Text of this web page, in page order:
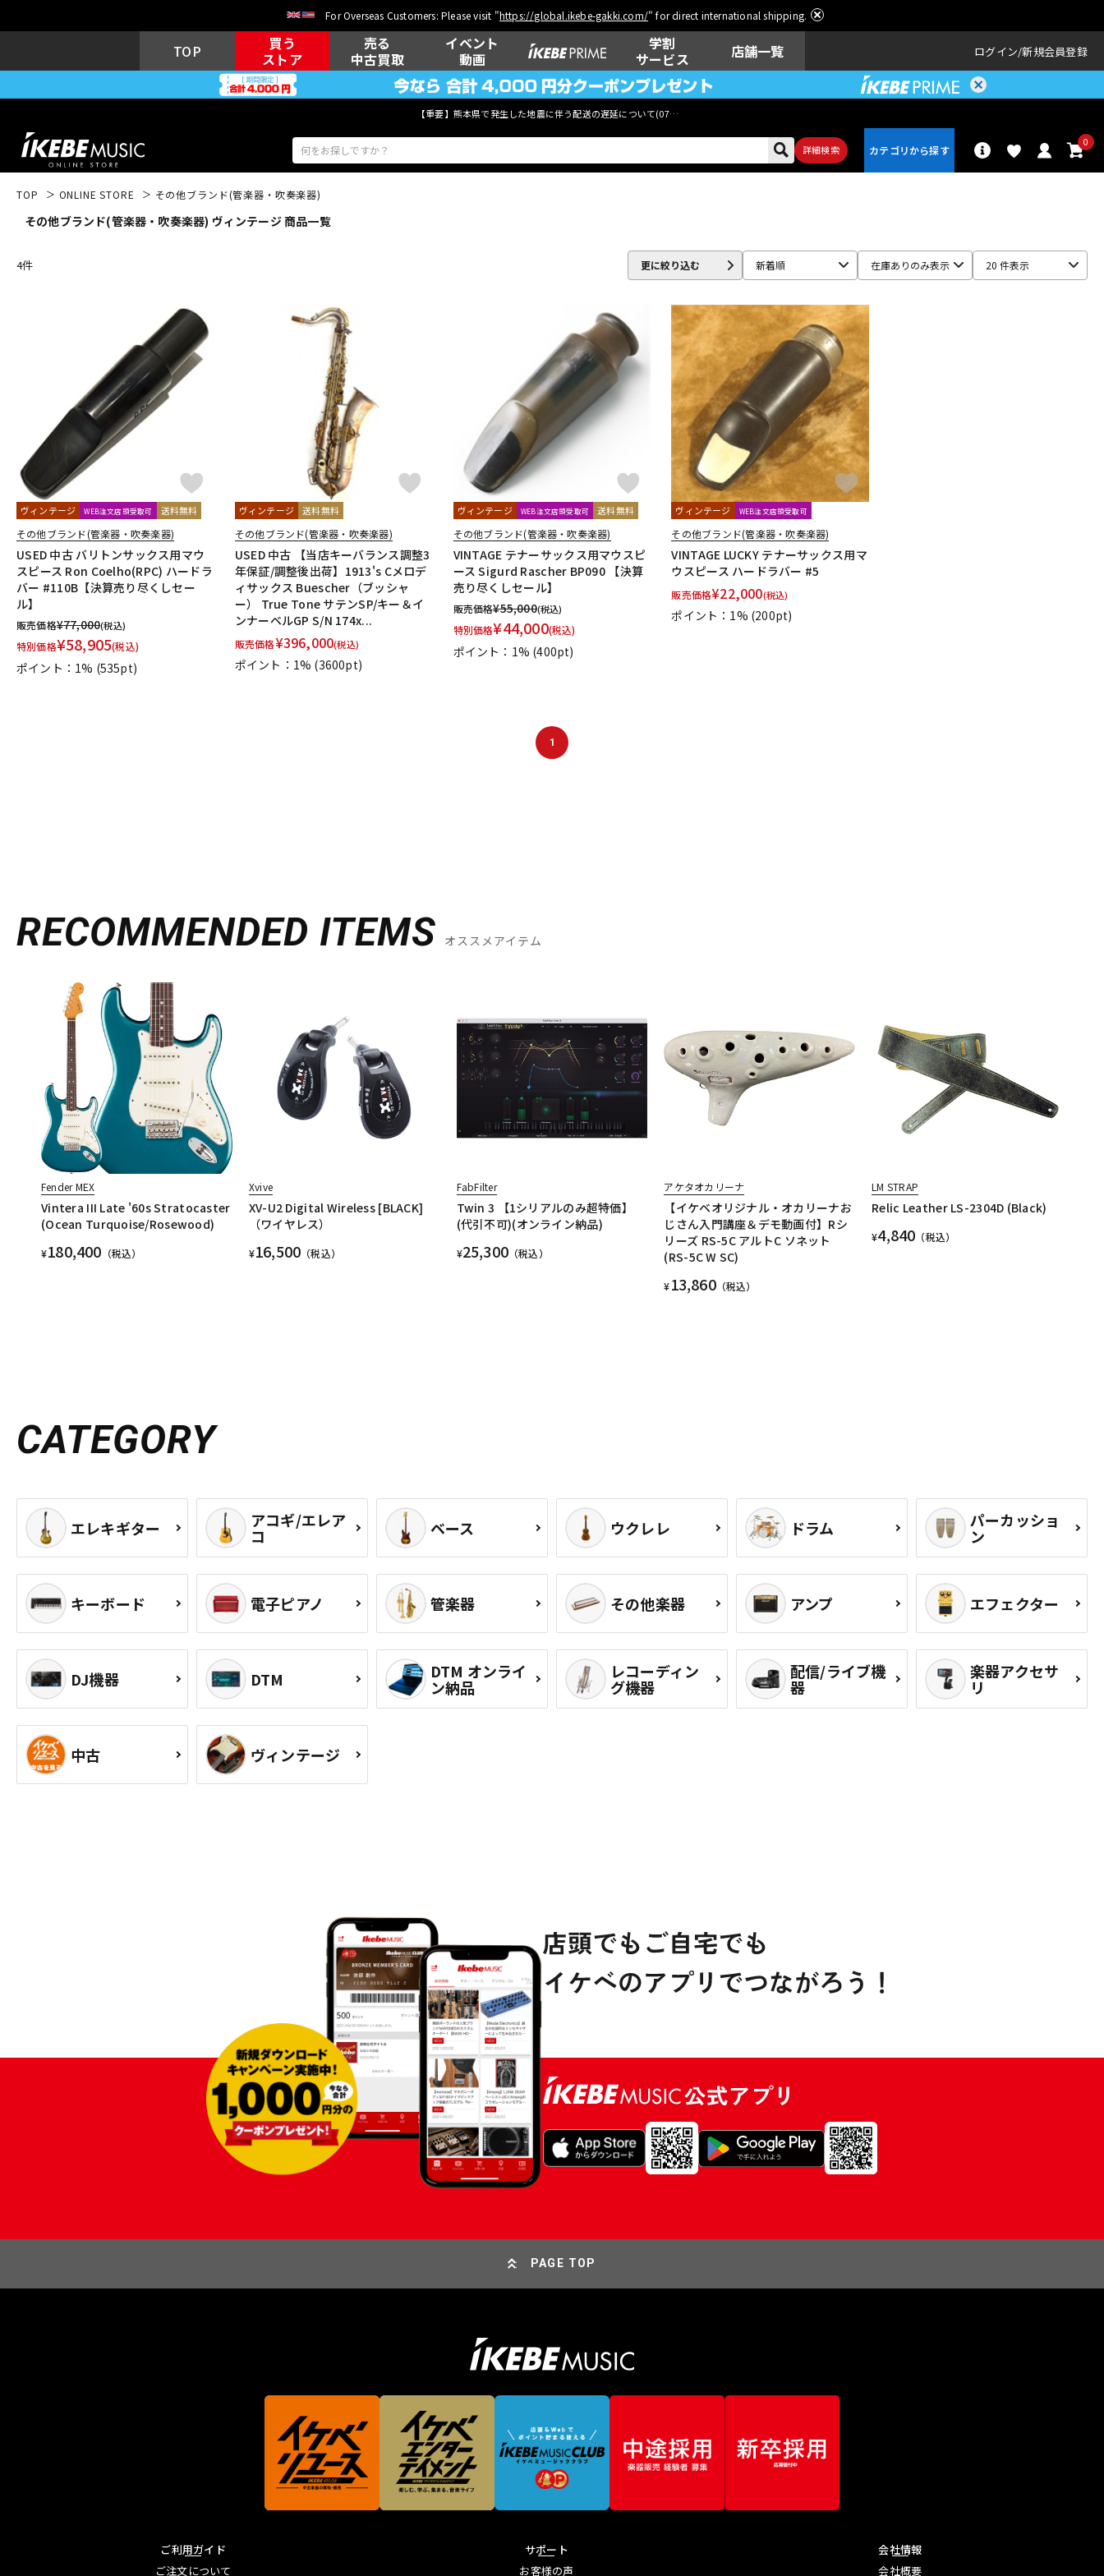
For Overseas Customers: Please visit "https://global.ikebe-gakki.com/" for direct international shipping.
TOP
買う
ストア
売る
中古買取
イベント
動画
学割
サービス
店舗一覧 ログイン 新規会員登録
【重要】熊本県で発生した地震に伴う配送の遅延について(07月29日
詳細検索
0
エレキギター アコギ/エレ
キーボード 電子ピアノ その他楽器 アンプ
DJ機器 DTM オンラ レコーディン
グ機器
配信/ライブ
機器
ヴィンテージ
TOP ONLINE STORE その他ブランド(管楽器・吹奏楽器)
その他ブランド(管楽器・吹奏楽器) ヴィンテージ 商品一覧
4件 更に絞り込む 新着順 在庫ありのみ表示 20 件表示
ヴィンテージ WEB注文店頭受取可 送料無料
その他ブランド(管楽器・吹奏楽器)
USED 中古 バリトンサックス用マウ
スピース Ron Coelho(RPC) ハードラ
バー #110B【決算売り尽くしセー
ル】
販売価格¥77,000(税込)
特別価格¥58,905(税込)
ポイント：1% (535pt)
ヴィンテージ 送料無料
その他ブランド(管楽器・吹奏楽器)
USED 中古 【当店キーバランス調整3
年保証/調整後出荷】1913's Cメロデ
ィサックス Buescher（ブッシャ
ー） True Tone サテンSP/キー＆イ
ンナーベルGP S/N 174x...
販売価格¥396,000(税込)
ポイント：1% (3600pt)
ヴィンテージ WEB注文店頭受取可 送料無料
その他ブランド(管楽器・吹奏楽器)
VINTAGE テナーサックス用マウスピ
ース Sigurd Rascher BP090 【決算
売り尽くしセール】
販売価格¥55,000(税込)
特別価格¥44,000(税込)
ポイント：1% (400pt)
ヴィンテージ WEB注文店頭受取可
その他ブランド(管楽器・吹奏楽器)
VINTAGE LUCKY テナーサックス用マ
ウスピース ハードラバー #5
販売価格¥22,000(税込)
ポイント：1% (200pt)
1
RECOMMENDED ITEMS オススメアイテム
Fender MEX
Vintera III Late '60s Stratocaster
(Ocean Turquoise/Rosewood)
¥180,400 （税込）
Xvive
XV-U2 Digital Wireless [BLACK]
（ワイヤレス）
¥16,500 （税込）
FabFilter
Twin 3 【1シリアルのみ超特価】
(代引不可)(オンライン納品)
¥25,300 （税込）
アケタオカリーナ
【イケベオリジナル・オカリーナお
じさん入門講座＆デモ動画付】Rシ
リーズ RS-5C アルトC ソネット
(RS-5C W SC)
¥13,860（税込）
LM STRAP
Relic Leather LS-2304D (Black)
¥4,840 （税込）
CATEGORY
エレキギター アコギ/エレア
コ ベース ウクレレ ドラム パーカッショ
ン
キーボード 電子ピアノ 管楽器 その他楽器 アンプ エフェクター
DJ機器 DTM DTM オンライ
ン納品
レコーディン
グ機器
配信/ライブ機
器
楽器アクセサ
リ
中古 ヴィンテージ
PAGE TOP
ご利用ガイド
ご注文について
サポート
お客様の声
会社情報
会社概要